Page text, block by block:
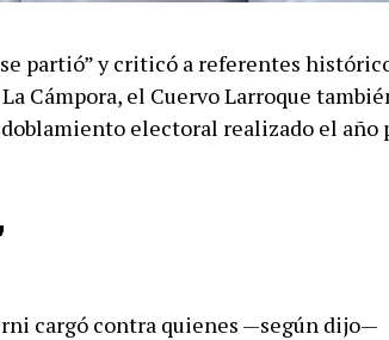
se partió” y criticó a referentes
Cámpora, el Cuervo Larroque
electoral realizado el año
cargó contra quienes —según dijo—